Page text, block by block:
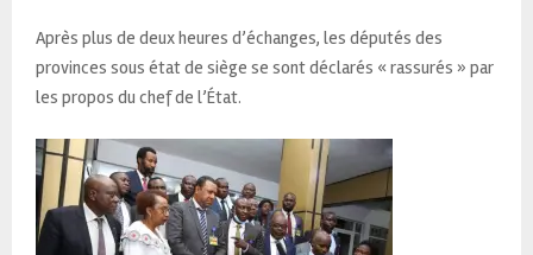
Après plus de deux heures d’échanges, les députés des
provinces sous état de siège se sont déclarés « rassurés » par
les propos du chef de l’État.